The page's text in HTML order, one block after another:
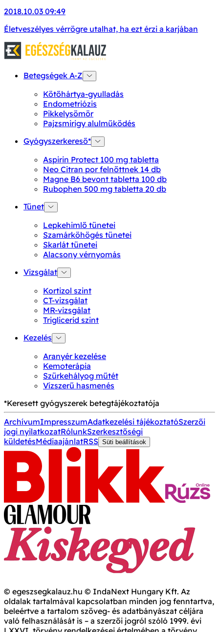
2018.10.03 09:49
Életveszélyes vérrögre utalhat, ha ezt érzi a karjában
Betegségek A-Z
Kötőhártya-gyulladás
Endometriózis
Pikkelysömör
Pajzsmirigy alulműködés
Gyógyszerkereső*
Aspirin Protect 100 mg tabletta
Neo Citran por felnőttnek 14 db
Magne B6 bevont tabletta 100 db
Rubophen 500 mg tabletta 20 db
Tünet
Lepkehimlő tünetei
Szamárköhögés tünetei
Skarlát tünetei
Alacsony vérnyomás
Vizsgálat
Kortizol szint
CT-vizsgálat
MR-vizsgálat
Triglicerid szint
Kezelés
Aranyér kezelése
Kemoterápia
Szürkehályog műtét
Vízszerű hasmenés
*Keresett gyógyszerek betegtájékoztatója
ArchívumImpresszumAdatkezelési tájékoztatóSzerzői
jogi nyilatkozatRólunkSzerkesztőségi
küldetésMédiaajánlatRSS Süti beállítások
© egeszsegkalauz.hu © IndaNext Hungary Kft. Az
oldalak tartalmával kapcsolatban minden jog fenntartva,
beleértve a tartalom szöveg- és adatbányászat céljára
való felhasználását is – a szerzői jogról szóló 1999. évi